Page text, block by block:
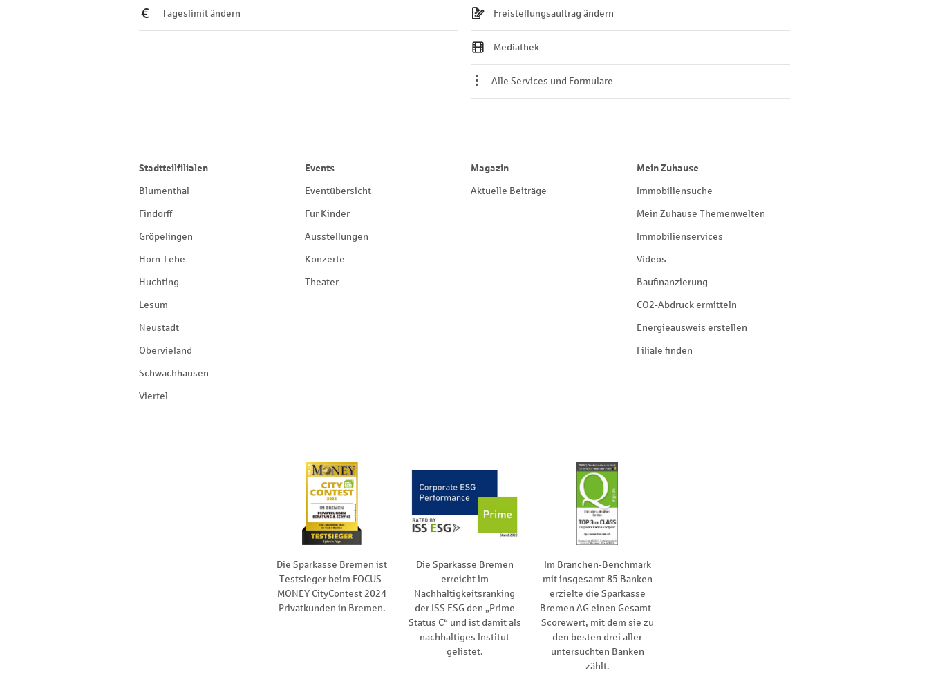
Tageslimit ändern Freistellungsauftrag ändern
Mediathek
Alle Services und Formulare
Stadtteilfilialen
Blumenthal
Findorff
Gröpelingen
Horn-Lehe
Huchting
Lesum
Neustadt
Obervieland
Schwachhausen
Viertel
Events
Eventübersicht
Für Kinder
Ausstellungen
Konzerte
Theater
Magazin
Aktuelle Beiträge
Mein Zuhause
Immobiliensuche
Mein Zuhause Themenwelten
Immobilienservices
Videos
Baufinanzierung
CO2-Abdruck ermitteln
Energieausweis erstellen
Filiale finden
Die Sparkasse Bremen ist
Testsieger beim FOCUS-
MONEY CityContest 2024
Privatkunden in Bremen.
Die Sparkasse Bremen
erreicht im
Nachhaltigkeitsranking
der ISS ESG den „Prime
Status C“ und ist damit als
nachhaltiges Institut
gelistet.
Im Branchen-Benchmark
mit insgesamt 85 Banken
erzielte die Sparkasse
Bremen AG einen Gesamt-
Scorewert, mit dem sie zu
den besten drei aller
untersuchten Banken
zählt.